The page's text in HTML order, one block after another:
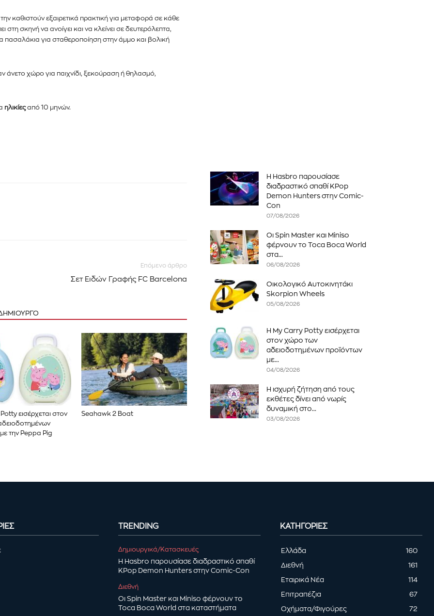
καθιστούν εξαιρετικά πρακτική για μεταφορά σε κάθε
σκηνή να ανοίγει και να κλείνει σε δευτερόλεπτα,
πασαλάκια για σταθεροποίηση στην άμμο και βολική
άνετο χώρο για παιχνίδι, ξεκούραση ή θηλασμό,
ηλικίεςαπό 10 μηνών.
Επόμενο άρθρο
Σετ Ειδών Γραφής FC Barcelona
εισέρχεται στον
την Peppa Pig
Seahawk 2 Boat
Η Hasbro παρουσίασε
διαδραστικό σπαθί KPop
Demon Hunters στην Comic-
Con
07/08/2026
Οι Spin Master και Miniso
φέρνουν το Toca Boca World
στα...
06/08/2026
Οικολογικό Αυτοκινητάκι
Skorpion Wheels
05/08/2026
Η My Carry Potty εισέρχεται
στον χώρο των
αδειοδοτημένων προϊόντων
με...
04/08/2026
Η ισχυρή ζήτηση από τους
εκθέτες δίνει από νωρίς
δυναμική στο...
03/08/2026
TRENDING
Δημιουργικά/Κατασκευές
Η Hasbro παρουσίασε διαδραστικό σπαθί
KPop Demon Hunters στην Comic-Con
Διεθνή
Οι Spin Master και Miniso φέρνουν το
Toca Boca World στα καταστήματα
ΚΑΤΗΓΟΡΊΕΣ
Ελλάδα 160
Διεθνή 161
Εταιρικά Νέα 114
Επιτραπέζια 67
Οχήματα/Φιγούρες 72